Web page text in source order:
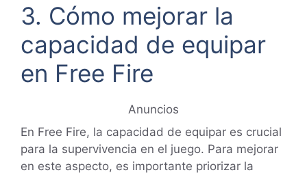
3. Cómo mejorar la
capacidad de equipar
en Free Fire
Anuncios
En Free Fire, la capacidad de equipar es crucial
para la supervivencia en el juego. Para mejorar
en este aspecto, es importante priorizar la